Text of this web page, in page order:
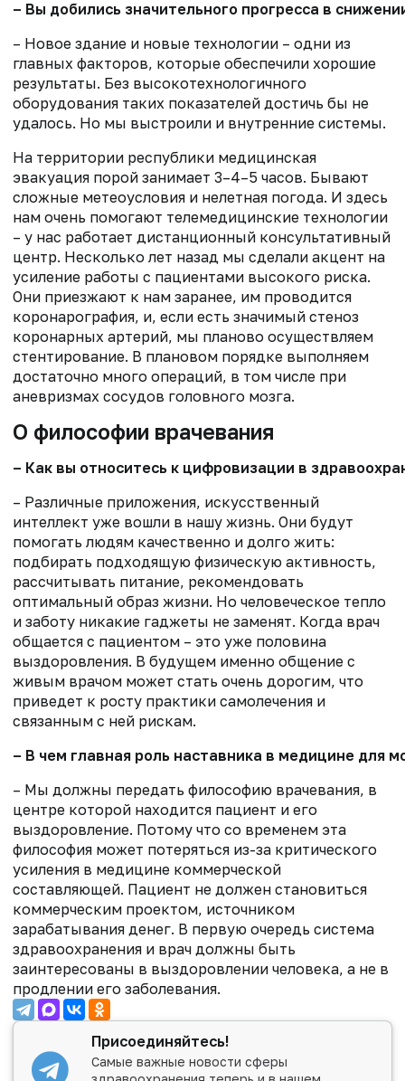
– Вы добились значительного прогресса в
– Новое здание и новые технологии – одни из
главных факторов, которые обеспечили хорошие
результаты. Без высокотехнологичного
оборудования таких показателей достичь бы не
удалось. Но мы выстроили и внутренние системы.
На территории республики медицинская
эвакуация порой занимает 3–4–5 часов. Бывают
сложные метеоусловия и нелетная погода. И здесь
нам очень помогают телемедицинские технологии
– у нас работает дистанционный консультативный
центр. Несколько лет назад мы сделали акцент на
усиление работы с пациентами высокого риска.
Они приезжают к нам заранее, им проводится
коронарография, и, если есть значимый стеноз
коронарных артерий, мы планово осуществляем
стентирование. В плановом порядке выполняем
достаточно много операций, в том числе при
аневризмах сосудов головного мозга.
О философии врачевания
– Как вы относитесь к цифровизации в
– Различные приложения, искусственный
интеллект уже вошли в нашу жизнь. Они будут
помогать людям качественно и долго жить:
подбирать подходящую физическую активность,
рассчитывать питание, рекомендовать
оптимальный образ жизни. Но человеческое тепло
и заботу никакие гаджеты не заменят. Когда врач
общается с пациентом – это уже половина
выздоровления. В будущем именно общение с
живым врачом может стать очень дорогим, что
приведет к росту практики самолечения и
связанным с ней рискам.
– В чем главная роль наставника в медицине для
– Мы должны передать философию врачевания, в
центре которой находится пациент и его
выздоровление. Потому что со временем эта
философия может потеряться из-за критического
усиления в медицине коммерческой
составляющей. Пациент не должен становиться
коммерческим проектом, источником
зарабатывания денег. В первую очередь система
здравоохранения и врач должны быть
заинтересованы в выздоровлении человека, а не в
продлении его заболевания.
Присоединяйтесь!
Самые важные новости сферы